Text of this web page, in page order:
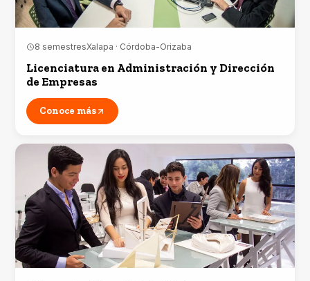
8 semestresXalapa · Córdoba-Orizaba
Licenciatura en Administración y Dirección
de Empresas
Conoce más